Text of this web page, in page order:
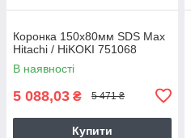
Коронка 150х80мм SDS Max
Hitachi / HiKOKI 751068
В наявності
5 088,03 ₴ 5 471 ₴
Купити